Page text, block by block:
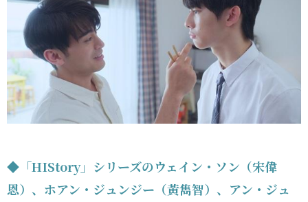
◆「HIStory」シリーズのウェイン・ソン（宋偉
恩）、ホアン・ジュンジー（黃雋智）、アン・ジュ